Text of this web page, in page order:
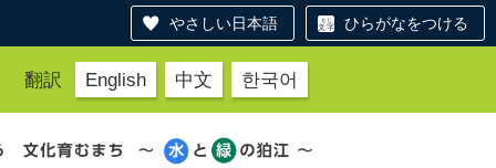
やさしい日本語 ひらがなをつける
翻訳 English 中文 한국어